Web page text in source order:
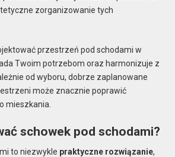
zorganizowanie tych
przestrzeń pod schodami w
Twoim potrzebom oraz harmonizuje z
od wyboru, dobrze zaplanowane
może znacznie poprawić
mieszkania.
schowek pod schodami?
to niezwykle praktyczne rozwiązanie,